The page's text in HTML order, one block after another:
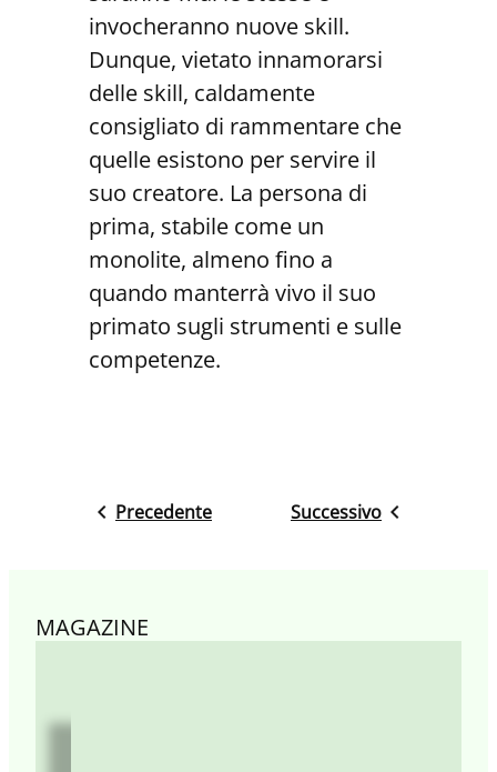
invocheranno nuove skill.
Dunque, vietato innamorarsi
delle skill, caldamente
consigliato di rammentare che
quelle esistono per servire il
suo creatore. La persona di
prima, stabile come un
monolite, almeno fino a
quando manterrà vivo il suo
primato sugli strumenti e sulle
competenze.
Precedente Successivo
MAGAZINE